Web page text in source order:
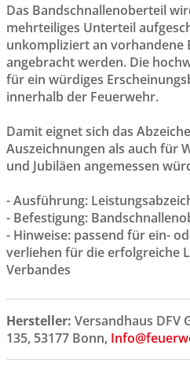
Das Bandschnallenoberteil
mehrteiliges Unterteil
unkompliziert an vorhandene
angebracht werden. Die
für ein würdiges
innerhalb der Feuerwehr.
Damit eignet sich das
Auszeichnungen als auch für
und Jubiläen angemessen
- Ausführung:
- Befestigung:
- Hinweise: passend für ein-
verliehen für die erfolgreiche
Verbandes
Hersteller: Versandhaus DFV
135, 53177 Bonn,